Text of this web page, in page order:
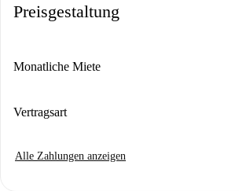
Preisgestaltung
Monatliche Miete
Vertragsart
Alle Zahlungen anzeigen